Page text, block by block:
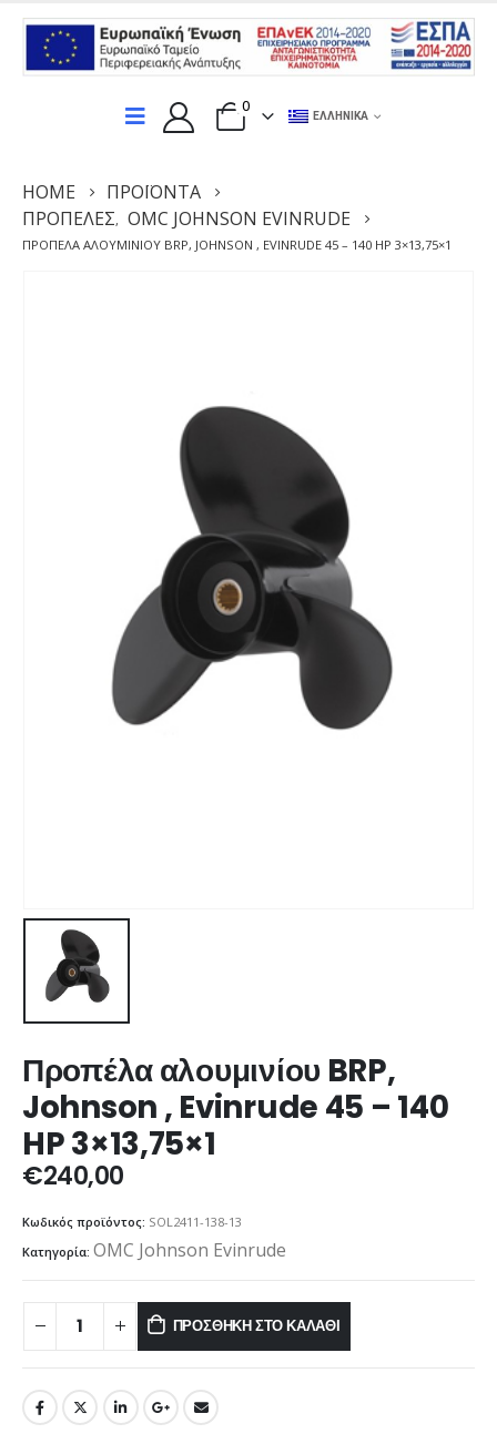
0
ΕΛΛΗΝΙΚΆ
HOME
ΠΡΟΪΌΝΤΑ
ΠΡΟΠΈΛΕΣ, OMC JOHNSON EVINRUDE
ΠΡΟΠΈΛΑ ΑΛΟΥΜΙΝΊΟΥ BRP, JOHNSON , EVINRUDE 45 – 140 HP 3×13,75×1
Προπέλα αλουμινίου BRP,
Johnson , Evinrude 45 – 140
HP 3×13,75×1
€240,00
Κωδικός προϊόντος: SOL2411-138-13
Κατηγορία: OMC Johnson Evinrude
ΠΡΟΣΘΉΚΗ ΣΤΟ ΚΑΛΆΘΙ